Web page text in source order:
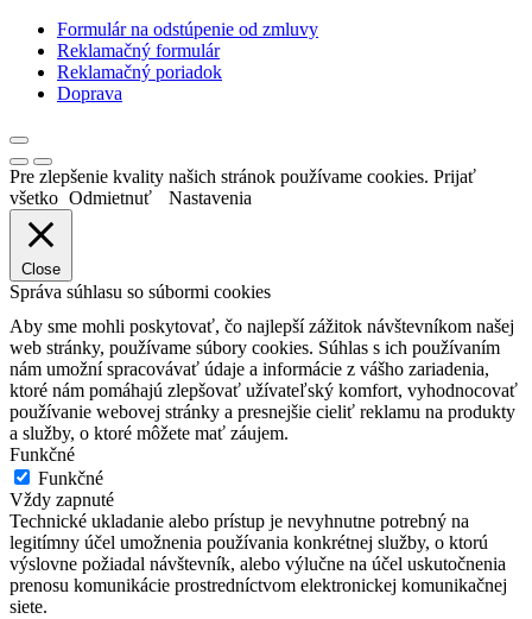
Formulár na odstúpenie od zmluvy
Reklamačný formulár
Reklamačný poriadok
Doprava
Pre zlepšenie kvality našich stránok používame cookies. Prijať
všetko Odmietnuť Nastavenia
Close
Správa súhlasu so súbormi cookies
Aby sme mohli poskytovať, čo najlepší zážitok návštevníkom našej
web stránky, používame súbory cookies. Súhlas s ich používaním
nám umožní spracovávať údaje a informácie z vášho zariadenia,
ktoré nám pomáhajú zlepšovať užívateľský komfort, vyhodnocovať
používanie webovej stránky a presnejšie cieliť reklamu na produkty
a služby, o ktoré môžete mať záujem.
Funkčné
Funkčné
Vždy zapnuté
Technické ukladanie alebo prístup je nevyhnutne potrebný na
legitímny účel umožnenia používania konkrétnej služby, o ktorú
výslovne požiadal návštevník, alebo výlučne na účel uskutočnenia
prenosu komunikácie prostredníctvom elektronickej komunikačnej
siete.